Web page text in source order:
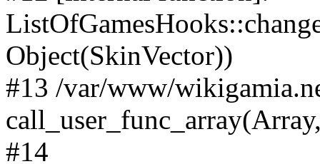
Object(SkinVector))
#13 /var/www/
#14